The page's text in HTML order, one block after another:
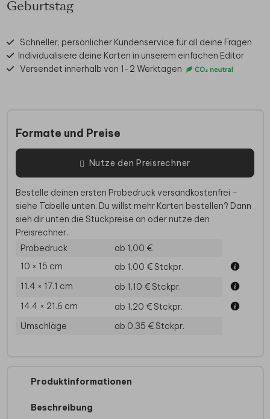
Geburtstag
Schneller, persönlicher Kundenservice für all deine Fragen
Individualisiere deine Karten in unserem einfachen Editor
Versendet innerhalb von 1-2 Werktagen
Formate und Preise
Nutze den Preisrechner
Bestelle deinen ersten Probedruck versandkostenfrei –
siehe Tabelle unten. Du willst mehr Karten bestellen? Dann
sieh dir unten die Stückpreise an oder nutze den
Preisrechner.
Probedruck
ab 1,00 €
10 × 15 cm
ab 1,00 €Stckpr.
11.4 × 17.1 cm
ab 1,10 €Stckpr.
14.4 × 21.6 cm
ab 1,20 €Stckpr.
Umschläge
ab 0,35 €Stckpr.
Produktinformationen
Beschreibung